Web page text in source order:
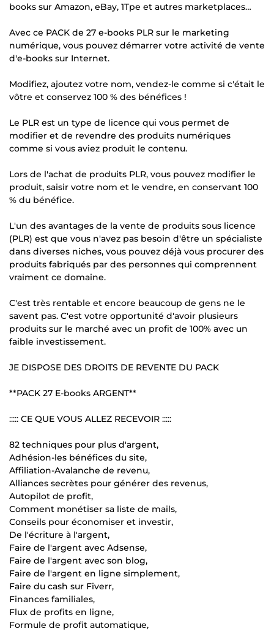
books sur Amazon, eBay, 1Tpe et autres marketplaces…
Avec ce PACK de 27 e-books PLR sur le marketing
numérique, vous pouvez démarrer votre activité de vente
d'e-books sur Internet.
Modifiez, ajoutez votre nom, vendez-le comme si c'était le
vôtre et conservez 100 % des bénéfices !
Le PLR est un type de licence qui vous permet de
modifier et de revendre des produits numériques
comme si vous aviez produit le contenu.
Lors de l'achat de produits PLR, vous pouvez modifier le
produit, saisir votre nom et le vendre, en conservant 100
% du bénéfice.
L'un des avantages de la vente de produits sous licence
(PLR) est que vous n'avez pas besoin d'être un spécialiste
dans diverses niches, vous pouvez déjà vous procurer des
produits fabriqués par des personnes qui comprennent
vraiment ce domaine.
C'est très rentable et encore beaucoup de gens ne le
savent pas. C'est votre opportunité d'avoir plusieurs
produits sur le marché avec un profit de 100% avec un
faible investissement.
JE DISPOSE DES DROITS DE REVENTE DU PACK
**PACK 27 E-books ARGENT**
::::: CE QUE VOUS ALLEZ RECEVOIR :::::
82 techniques pour plus d'argent,
Adhésion-les bénéfices du site,
Affiliation-Avalanche de revenu,
Alliances secrètes pour générer des revenus,
Autopilot de profit,
Comment monétiser sa liste de mails,
Conseils pour économiser et investir,
De l'écriture à l'argent,
Faire de l'argent avec Adsense,
Faire de l'argent avec son blog,
Faire de l'argent en ligne simplement,
Faire du cash sur Fiverr,
Finances familiales,
Flux de profits en ligne,
Formule de profit automatique,